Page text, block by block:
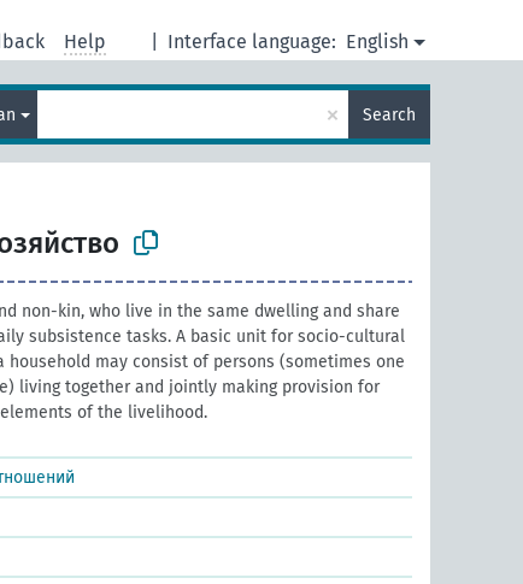
Interface language: English
Help
× Search
non-kin, who live in the same dwelling and share
subsistence tasks. A basic unit for socio-cultural
household may consist of persons (sometimes one
living together and jointly making provision for
of the livelihood.